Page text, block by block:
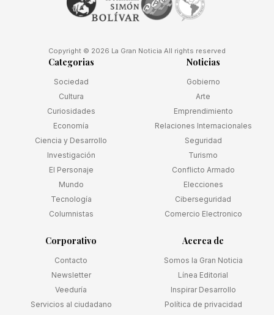
Copyright © 2026 La Gran Noticia All rights reserved
Categorias
Sociedad
Cultura
Curiosidades
Economía
Ciencia y Desarrollo
Investigación
El Personaje
Mundo
Tecnología
Columnistas
Noticias
Gobierno
Arte
Emprendimiento
Relaciones Internacionales
Seguridad
Turismo
Conflicto Armado
Elecciones
Ciberseguridad
Comercio Electronico
Corporativo
Contacto
Newsletter
Veeduría
Servicios al ciudadano
Acerca de
Somos la Gran Noticia
Línea Editorial
Inspirar Desarrollo
Política de privacidad